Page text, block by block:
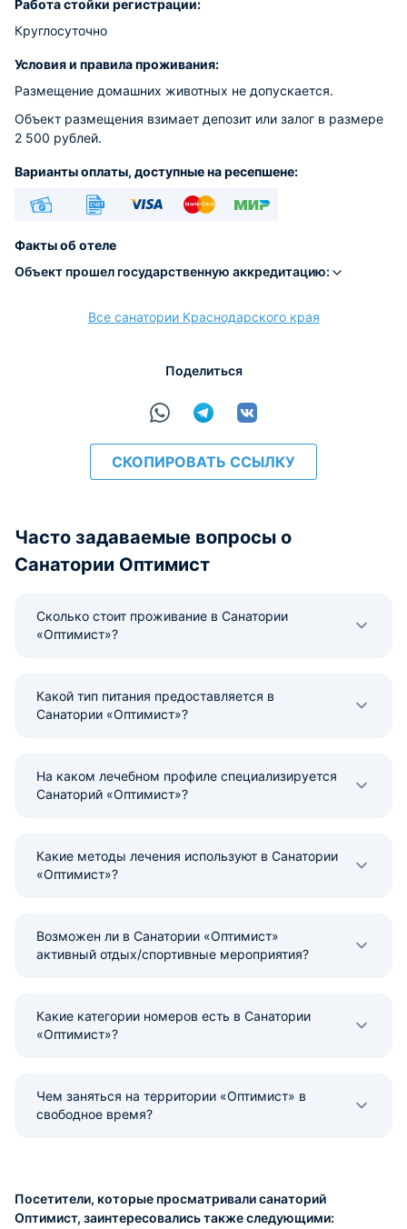
Работа стойки регистрации:
Круглосуточно
Условия и правила проживания:
Размещение домашних животных не допускается.
Объект размещения взимает депозит или залог в размере
2 500 рублей.
Варианты оплаты, доступные на ресепшене:
расчёт
Факты об отеле
Объект прошел государственную аккредитацию:
Все санатории Краснодарского края
Поделиться
СКОПИРОВАТЬ ССЫЛКУ
Часто задаваемые вопросы о
Санатории Оптимист
Сколько стоит проживание в Санатории
«Оптимист»?
Какой тип питания предоставляется в
Санатории «Оптимист»?
На каком лечебном профиле специализируется
Санаторий «Оптимист»?
Какие методы лечения используют в Санатории
«Оптимист»?
Возможен ли в Санатории «Оптимист»
активный отдых/спортивные мероприятия?
Какие категории номеров есть в Санатории
«Оптимист»?
Чем заняться на территории «Оптимист» в
свободное время?
Посетители, которые просматривали санаторий
Оптимист, заинтересовались также следующими: